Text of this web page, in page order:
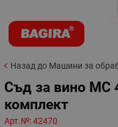
Назад до Машини за
Съд за вино MC
комплект
Арт.№:42470